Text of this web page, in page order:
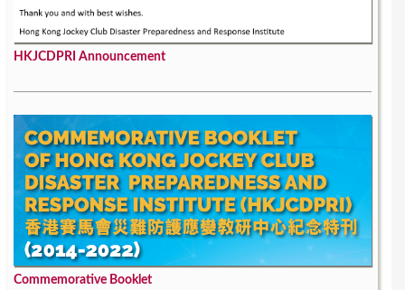
HKJCDPRI Announcement
Commemorative Booklet